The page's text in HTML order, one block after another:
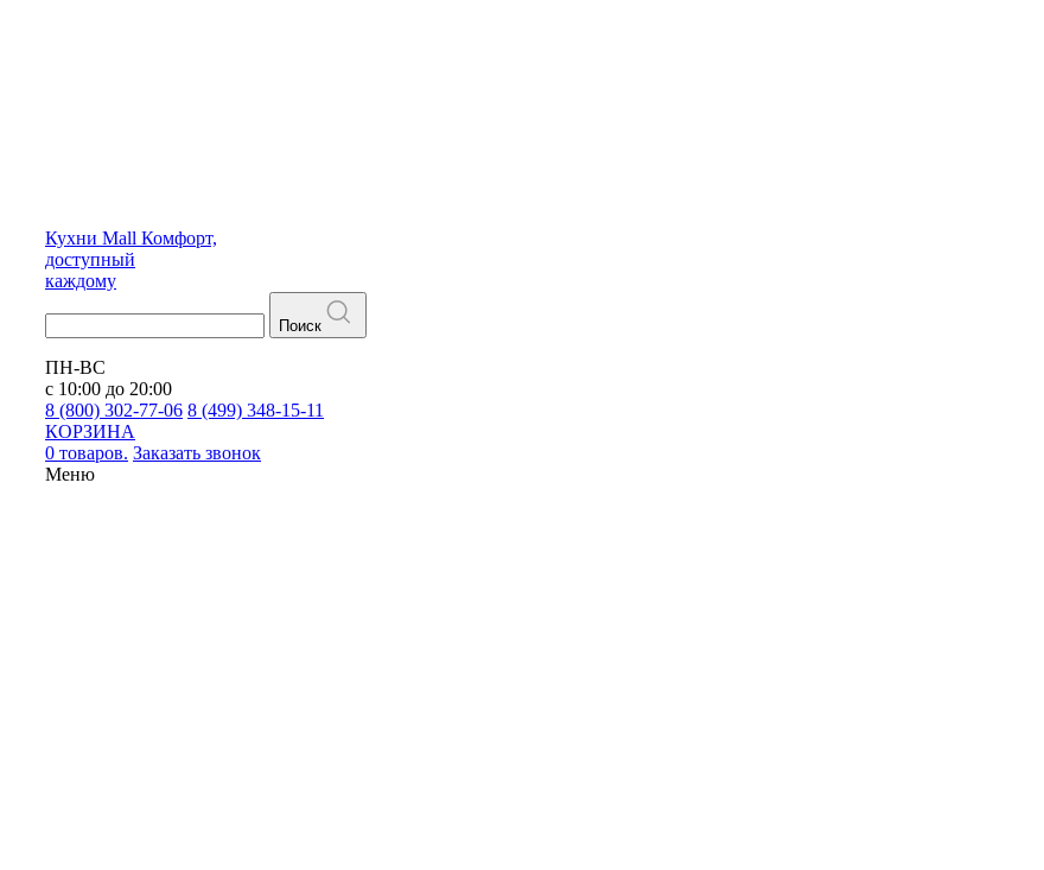
Кухни Mall Комфорт,
доступный
каждому
Поиск
ПН-ВС
с 10:00 до 20:00
8 (800) 302-77-06 8 (499) 348-15-11
КОРЗИНА
0 товаров. Заказать звонок
Меню